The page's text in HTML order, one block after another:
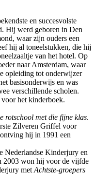
en succesvolste
Hij werd geboren in Den
waar zijn ouders een
hij al toneelstukken, die hij
van het hotel. Op
naar Amsterdam, waar
opleiding tot onderwijzer
basisonderwijs en was
verschillende scholen.
het kinderboek.
rotschool met die fijne klas.
Zilveren Griffel voor
hij in 1991 een
Nederlandse Kinderjury en
2003 won hij voor de vijfde
met Achtste-groepers